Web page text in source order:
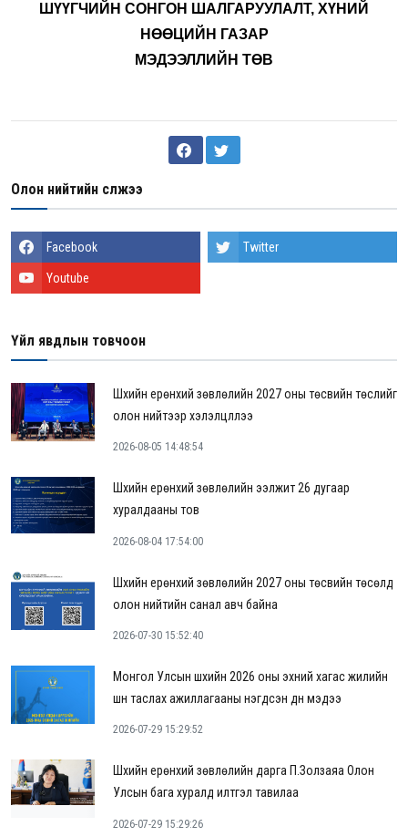
ШҮҮГЧИЙН СОНГОН ШАЛГАРУУЛАЛТ, ХҮНИЙ
НӨӨЦИЙН ГАЗАР
МЭДЭЭЛЛИЙН ТӨВ
Олон нийтийн сүлжээ
Facebook Twitter
Youtube
Үйл явдлын товчоон
Шүүхийн ерөнхий зөвлөлийн 2027 оны төсвийн төслийг
олон нийтээр хэлэлцүүллээ
2026-08-05 14:48:54
Шүүхийн ерөнхий зөвлөлийн ээлжит 26 дугаар
хуралдааны тов
2026-08-04 17:54:00
Шүүхийн ерөнхий зөвлөлийн 2027 оны төсвийн төсөлд
олон нийтийн санал авч байна
2026-07-30 15:52:40
Монгол Улсын шүүхийн 2026 оны эхний хагас жилийн
шүүн таслах ажиллагааны нэгдсэн дүн мэдээ
2026-07-29 15:29:52
Шүүхийн ерөнхий зөвлөлийн дарга П.Золзаяа Олон
Улсын бага хуралд илтгэл тавилаа
2026-07-29 15:29:26